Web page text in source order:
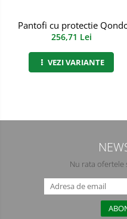
Pantofi cu protectie
256,71 Lei
VEZI VARIANTE
Nu rata